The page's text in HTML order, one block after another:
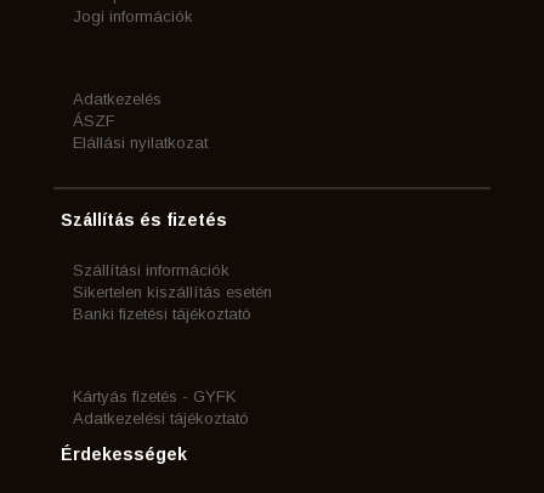
Jogi információk
Adatkezelés
ÁSZF
Elállási nyilatkozat
Szállítás és fizetés
Szállítási információk
Sikertelen kiszállítás esetén
Banki fizetési tájékoztató
Kártyás fizetés - GYFK
Adatkezelési tájékoztató
Érdekességek